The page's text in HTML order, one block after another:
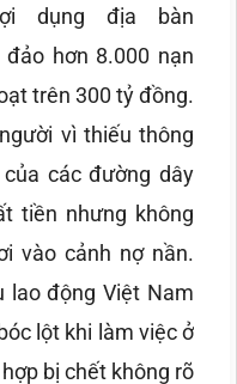
dụng địa bàn
hơn 8.000 nạn
trên 300 tỷ đồng.
vì thiếu thông
các đường dây
tiền nhưng không
vào cảnh nợ nần.
lao động Việt Nam
lột khi làm việc ở
bị chết không rõ